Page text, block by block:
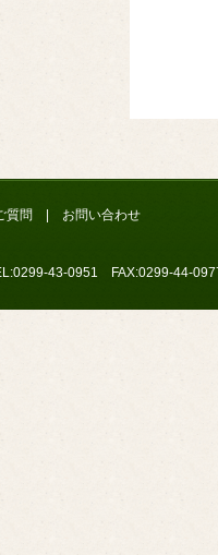
質問 お問い合わせ
43-0951 FAX:0299-44-